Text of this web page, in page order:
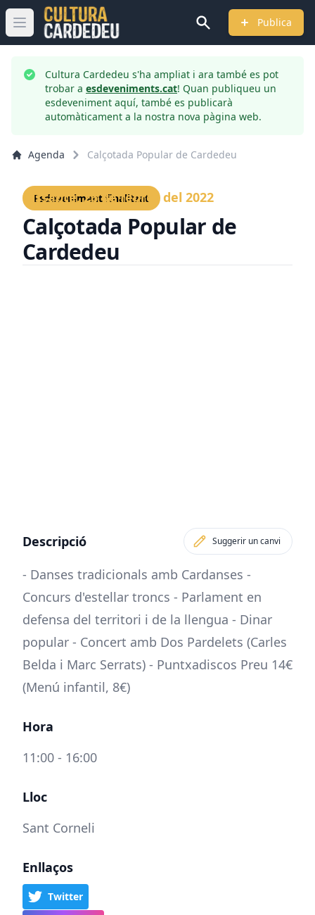
Obrir menú principal Publica
Cultura Cardedeu s'ha ampliat i ara també es pot
trobar a esdeveniments.cat! Quan publiqueu un
esdeveniment aquí, també es publicarà
automàticament a la nostra nova pàgina web.
Agenda Calçotada Popular de Cardedeu
Esdeveniment finalitzat
Dissabte, 26 de febrer del 2022
Calçotada Popular de
Cardedeu
Descripció Suggerir un canvi
- Danses tradicionals amb Cardanses -
Concurs d'estellar troncs - Parlament en
defensa del territori i de la llengua - Dinar
popular - Concert amb Dos Pardelets (Carles
Belda i Marc Serrats) - Puntxadiscos Preu 14€
(Menú infantil, 8€)
Hora
11:00 - 16:00
Lloc
Sant Corneli
Enllaços
Twitter